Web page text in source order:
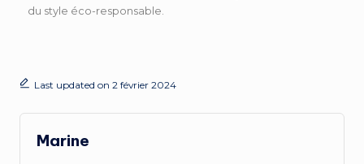
du style éco-responsable.
Last updated on 2 février 2024
Marine